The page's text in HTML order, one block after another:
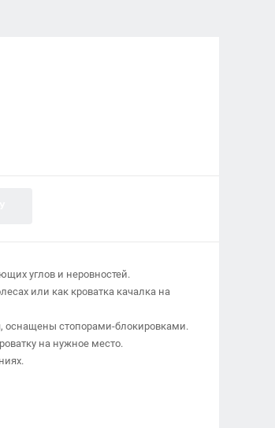
углов и неровностей.
или как кроватка качалка на
оснащены стопорами-блокировками.
на нужное место.